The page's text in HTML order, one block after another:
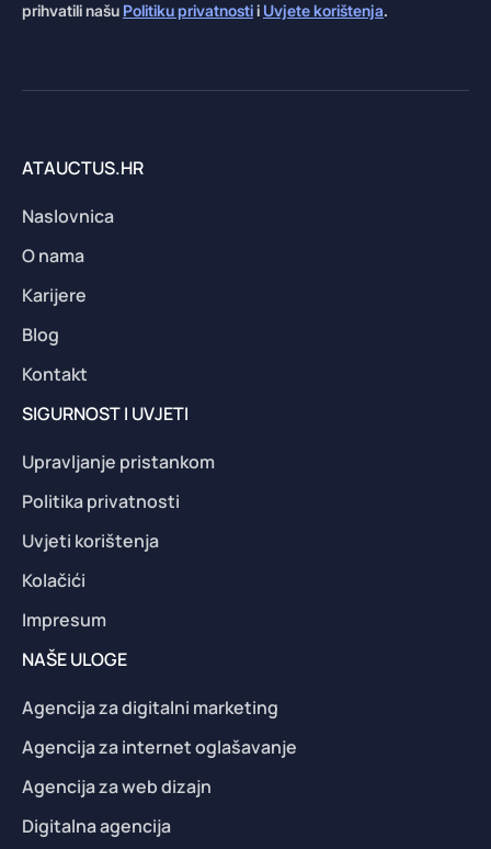
prihvatili našu Politiku privatnostii Uvjete korištenja.
ATAUCTUS.HR
Naslovnica
O nama
Karijere
Blog
Kontakt
SIGURNOST I UVJETI
Upravljanje pristankom
Politika privatnosti
Uvjeti korištenja
Kolačići
Impresum
NAŠE ULOGE
Agencija za digitalni marketing
Agencija za internet oglašavanje
Agencija za web dizajn
Digitalna agencija